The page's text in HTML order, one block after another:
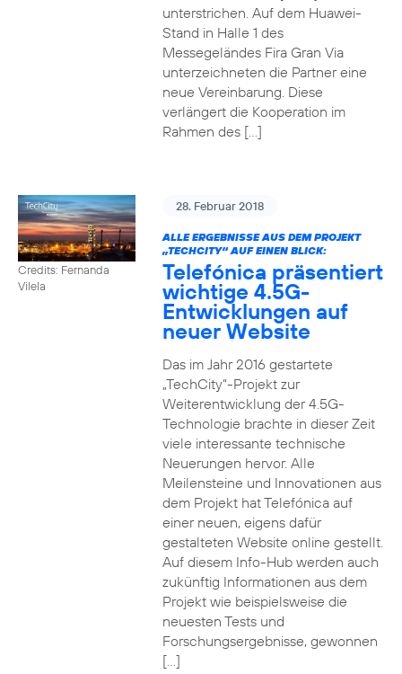
unterstrichen. Auf dem Huawei-
Stand in Halle 1 des
Messegeländes Fira Gran Via
unterzeichneten die Partner eine
neue Vereinbarung. Diese
verlängert die Kooperation im
Rahmen des […]
Credits: Fernanda
Vilela
28. Februar 2018
ALLE ERGEBNISSE AUS DEM PROJEKT
„TECHCITY“ AUF EINEN BLICK:
Telefónica präsentiert
wichtige 4.5G-
Entwicklungen auf
neuer Website
Das im Jahr 2016 gestartete
„TechCity“-Projekt zur
Weiterentwicklung der 4.5G-
Technologie brachte in dieser Zeit
viele interessante technische
Neuerungen hervor. Alle
Meilensteine und Innovationen aus
dem Projekt hat Telefónica auf
einer neuen, eigens dafür
gestalteten Website online gestellt.
Auf diesem Info-Hub werden auch
zukünftig Informationen aus dem
Projekt wie beispielsweise die
neuesten Tests und
Forschungsergebnisse, gewonnen
[…]